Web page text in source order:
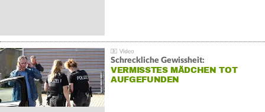
Schreckliche Gewissheit:
VERMISSTES MÄDCHEN TOT
AUFGEFUNDEN